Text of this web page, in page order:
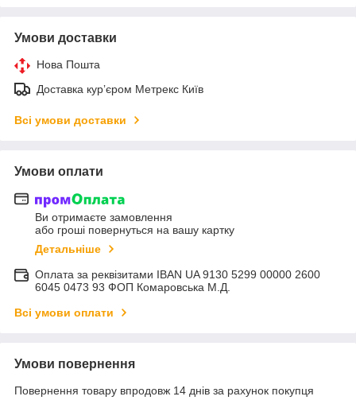
Умови доставки
Нова Пошта
Доставка курʼєром Метрекс Київ
Всі умови доставки
Умови оплати
Ви отримаєте замовлення
або гроші повернуться на вашу картку
Детальніше
Оплата за реквізитами IBAN UA 9130 5299 00000 2600
6045 0473 93 ФОП Комаровська М.Д.
Всі умови оплати
Умови повернення
Повернення товару впродовж 14 днів за рахунок покупця